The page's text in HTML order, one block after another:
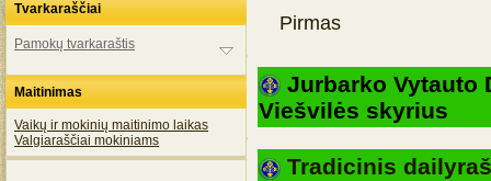
Tvarkaraščiai
Pamokų tvarkaraštis
Maitinimas
Vaikų ir mokinių maitinimo laikas
Valgiaraščiai mokiniams
Pirmas
Jurbarko Vytauto
Viešvilės skyrius
Tradicinis